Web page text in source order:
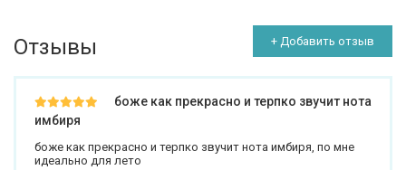
Отзывы + Добавить отзыв
боже как прекрасно и терпко звучит нота
имбиря
боже как прекрасно и терпко звучит нота имбиря, по мне
идеально для лето